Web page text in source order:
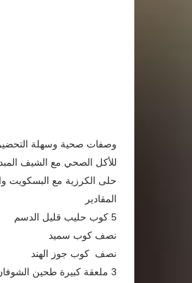
وصفات صحية وسهلة
للأكل الصحي مع الشيف
حلى الكرزية مع البسكويت
المقادير
5 كوب حليب قليل الدسم
نصف كوب سميد
نصف كوب جوز الهند
3 ملعقة كبيرة طحين الشوفان